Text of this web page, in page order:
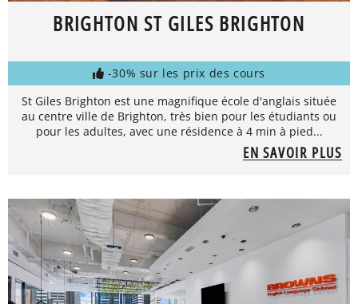
BRIGHTON ST GILES BRIGHTON
-30% sur les prix des cours
St Giles Brighton est une magnifique école d'anglais située
au centre ville de Brighton, très bien pour les étudiants ou
pour les adultes, avec une résidence à 4 min à pied...
EN SAVOIR PLUS